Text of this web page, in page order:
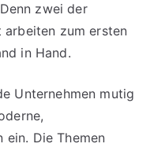
zwei der
arbeiten zum ersten
in Hand.
Unternehmen mutig
ein. Die Themen